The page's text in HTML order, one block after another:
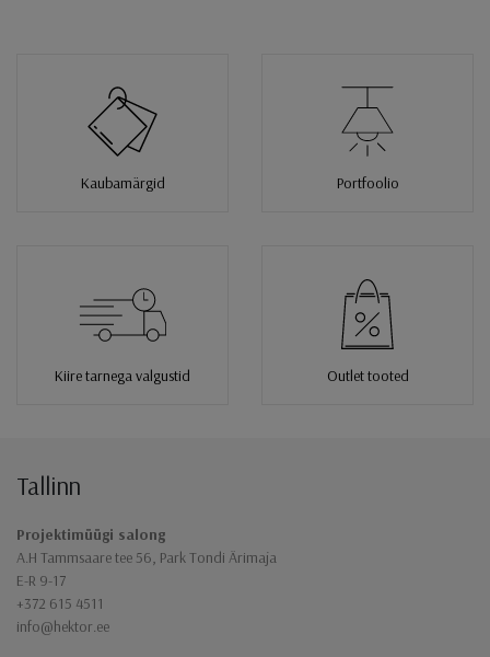
Kaubamärgid Portfoolio
Kiire tarnega valgustid Outlet tooted
Jaluse navigatsioon
Tallinn
Projektimüügi salong
A.H Tammsaare tee 56, Park Tondi Ärimaja
E-R 9-17
+372 615 4511
info@hektor.ee